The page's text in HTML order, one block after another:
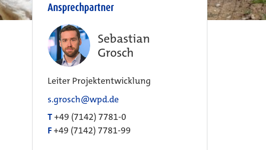
Ansprechpartner
Sebastian
Grosch
Leiter Projektentwicklung
s.grosch@wpd.de
T+49 (7142) 7781-0
F+49 (7142) 7781-99